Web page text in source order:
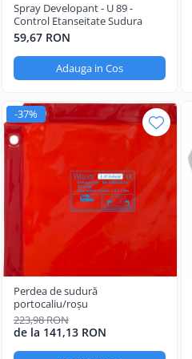
Spray Developant - U 89 -
Control Etanseitate Sudura
59,67 RON
Adauga in Cos
-37%
Perdea de sudură
portocaliu/roşu
223,98 RON
de la 141,13 RON